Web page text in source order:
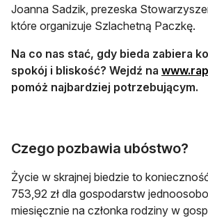
Joanna Sadzik, prezeska
które organizuje Szlachetną Paczkę.
Na co nas stać, gdy bieda zabiera
spokój i bliskość? Wejdź na
pomóż najbardziej potrzebującym.
Czego pozbawia ubóstwo?
Życie w skrajnej biedzie to
753,92 zł dla gospodarstw
miesięcznie na członka rodziny w